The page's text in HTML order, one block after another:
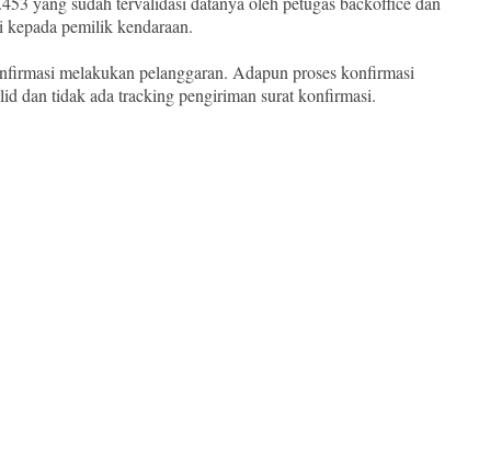
pemilik kendaraan.
melakukan pelanggaran. Adapun proses konfirmasi
dan tidak ada tracking pengiriman surat konfirmasi.